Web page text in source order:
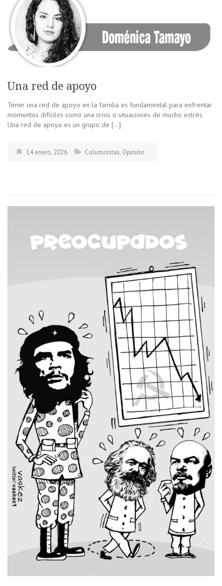
Una red de apoyo
Tener una red de apoyo en la familia es fundamental para enfrentar
momentos difíciles como una crisis o situaciones de mucho estrés.
Una red de apoyo es un grupo de […]
14 enero, 2026 Columnistas, Opinión